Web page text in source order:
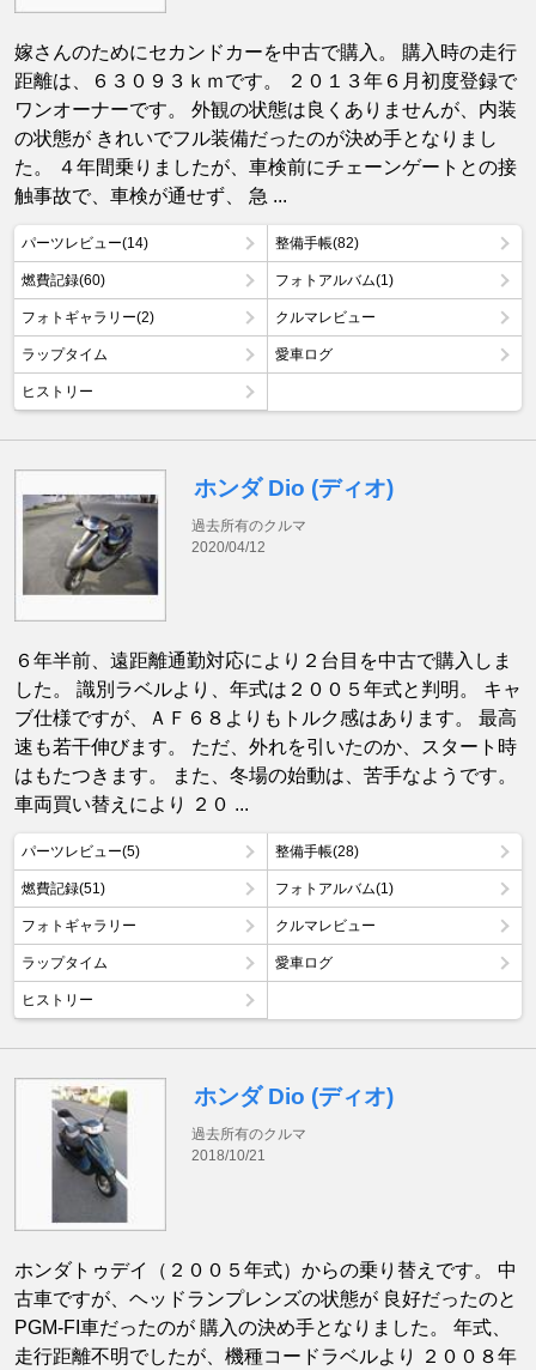
嫁さんのためにセカンドカーを中古で購入。 購入時の走行
距離は、６３０９３ｋｍです。 ２０１３年６月初度登録で
ワンオーナーです。 外観の状態は良くありませんが、内装
の状態が きれいでフル装備だったのが決め手となりまし
た。 ４年間乗りましたが、車検前にチェーンゲートとの接
触事故で、車検が通せず、 急 ...
パーツレビュー(14) 整備手帳(82)
燃費記録(60) フォトアルバム(1)
フォトギャラリー(2) クルマレビュー
ラップタイム 愛車ログ
ヒストリー
ホンダ Dio (ディオ)
過去所有のクルマ
2020/04/12
６年半前、遠距離通勤対応により２台目を中古で購入しま
した。 識別ラベルより、年式は２００５年式と判明。 キャ
ブ仕様ですが、ＡＦ６８よりもトルク感はあります。 最高
速も若干伸びます。 ただ、外れを引いたのか、スタート時
はもたつきます。 また、冬場の始動は、苦手なようです。
車両買い替えにより ２０ ...
パーツレビュー(5) 整備手帳(28)
燃費記録(51) フォトアルバム(1)
フォトギャラリー クルマレビュー
ラップタイム 愛車ログ
ヒストリー
ホンダ Dio (ディオ)
過去所有のクルマ
2018/10/21
ホンダトゥデイ（２００５年式）からの乗り替えです。 中
古車ですが、ヘッドランプレンズの状態が 良好だったのと
PGM-FI車だったのが 購入の決め手となりました。 年式、
走行距離不明でしたが、機種コードラベルより ２００８年